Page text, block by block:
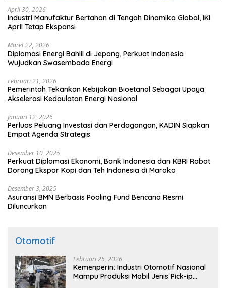
April 30, 2026
Industri Manufaktur Bertahan di Tengah Dinamika Global, IKI
April Tetap Ekspansi
Maret 22, 2026
Diplomasi Energi Bahlil di Jepang, Perkuat Indonesia
Wujudkan Swasembada Energi
Februari 21, 2026
Pemerintah Tekankan Kebijakan Bioetanol Sebagai Upaya
Akselerasi Kedaulatan Energi Nasional
Januari 12, 2026
Perluas Peluang Investasi dan Perdagangan, KADIN Siapkan
Empat Agenda Strategis
Desember 10, 2025
Perkuat Diplomasi Ekonomi, Bank Indonesia dan KBRI Rabat
Dorong Ekspor Kopi dan Teh Indonesia di Maroko
Desember 3, 2025
Asuransi BMN Berbasis Pooling Fund Bencana Resmi
Diluncurkan
Otomotif
Februari 25, 2026
Kemenperin: Industri Otomotif Nasional
Mampu Produksi Mobil Jenis Pick-ip